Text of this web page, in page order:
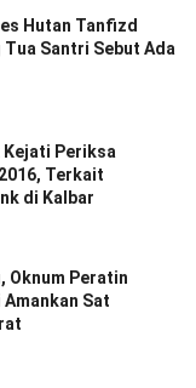
Hutan Tanfizd
Tua Santri Sebut Ada
Periksa
Terkait
di Kalbar
Oknum Peratin
Sat